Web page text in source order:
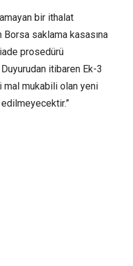
bir ithalat
Borsa saklama kasasına
prosedürü
itibaren Ek-3
mal mukabili olan yeni